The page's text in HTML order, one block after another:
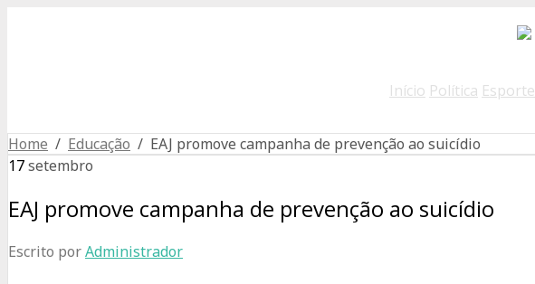
Início Política Esporte
Home / Educação / EAJ promove campanha de prevenção ao suicídio
17setembro
EAJ promove campanha de prevenção ao suicídio
Escrito porAdministrador